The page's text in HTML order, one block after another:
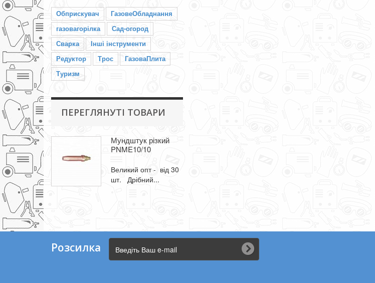
Обприскувач
ГазовеОбладнання
газовагорілка
Сад-огород
Сварка
Інші інструменти
Редуктор
Трос
ГазоваПлита
Туризм
ПЕРЕГЛЯНУТІ ТОВАРИ
Мундштук різкий
PNME10/10
Великий опт - від 30
шт. Дрібний...
Розсилка